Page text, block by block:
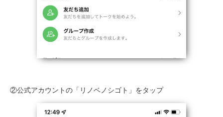
②公式アカウントの「リノベノシゴト」をタップ